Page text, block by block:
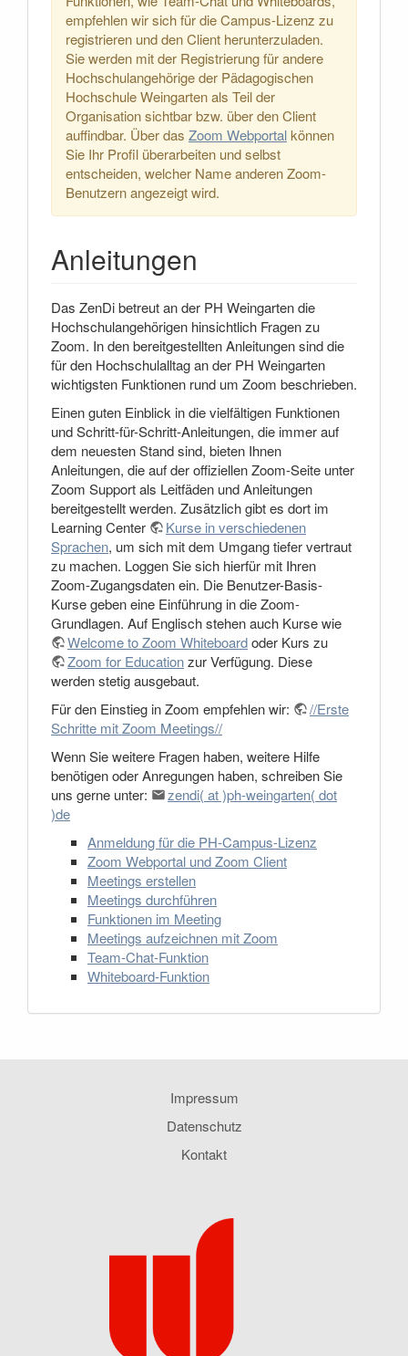
empfehlen wir sich für die Campus-Lizenz zu
registrieren und den Client herunterzuladen.
Sie werden mit der Registrierung für andere
Hochschulangehörige der Pädagogischen
Hochschule Weingarten als Teil der
Organisation sichtbar bzw. über den Client
auffindbar. Über das Zoom Webportalkönnen
Sie Ihr Profil überarbeiten und selbst
entscheiden, welcher Name anderen Zoom-
Benutzern angezeigt wird.
Anleitungen
Das ZenDi betreut an der PH Weingarten die
Hochschulangehörigen hinsichtlich Fragen zu
Zoom. In den bereitgestellten Anleitungen sind die
für den Hochschulalltag an der PH Weingarten
wichtigsten Funktionen rund um Zoom beschrieben.
Einen guten Einblick in die vielfältigen Funktionen
und Schritt-für-Schritt-Anleitungen, die immer auf
dem neuesten Stand sind, bieten Ihnen
Anleitungen, die auf der offiziellen Zoom-Seite unter
Zoom Support als Leitfäden und Anleitungen
bereitgestellt werden. Zusätzlich gibt es dort im
Learning Center
Kurse in verschiedenen
Sprachen, um sich mit dem Umgang tiefer vertraut
zu machen. Loggen Sie sich hierfür mit Ihren
Zoom-Zugangsdaten ein. Die Benutzer-Basis-
Kurse geben eine Einführung in die Zoom-
Grundlagen. Auf Englisch stehen auch Kurse wie
Welcome to Zoom Whiteboardoder Kurs zu
Zoom for Educationzur Verfügung. Diese
werden stetig ausgebaut.
Für den Einstieg in Zoom empfehlen wir:
//Erste
Schritte mit Zoom Meetings//
Wenn Sie weitere Fragen haben, weitere Hilfe
benötigen oder Anregungen haben, schreiben Sie
uns gerne unter:
zendi( at )ph‑weingarten( dot
)de
Anmeldung für die PH-Campus-Lizenz
Zoom Webportal und Zoom Client
Meetings erstellen
Meetings durchführen
Funktionen im Meeting
Meetings aufzeichnen mit Zoom
Team-Chat-Funktion
Whiteboard-Funktion
Impressum
Datenschutz
Kontakt